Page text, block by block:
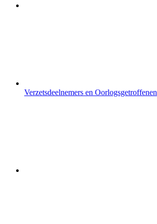
Verzetsdeelnemers en Oorlogsgetroffenen